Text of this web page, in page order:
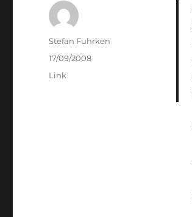
Author
Stefan Fuhrken
Posted
on
17/09/2008
Categories
Link